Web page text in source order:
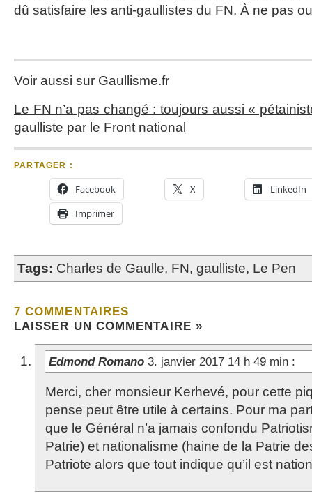
dû satisfaire les anti-gaullistes du FN. À ne pas
Voir aussi sur Gaullisme.fr
Le FN n’a pas changé : toujours aussi «
gaulliste par le Front national
PARTAGER :
Facebook X
LinkedIn
Imprimer
Tags: Charles de Gaulle, FN, gaulliste, Le Pen
7 COMMENTAIRES
LAISSER UN COMMENTAIRE »
Edmond Romano 3. janvier 2017 14 h 49 min :
Merci, cher monsieur Kerhevé, pour cette
pense peut être utile à certains. Pour ma
que le Général n’a jamais confondu
Patrie) et nationalisme (haine de la Patrie
Patriote alors que tout indique qu’il est